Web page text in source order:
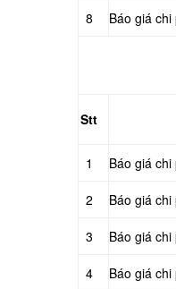
8 Báo giá
Stt
1 Báo giá
2 Báo giá
3 Báo giá
4 Báo giá